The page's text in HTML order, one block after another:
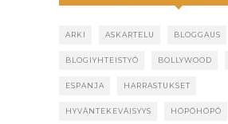
ARKI ASKARTELU BLOGGAUS
BLOGIYHTEISTYÖ BOLLYWOOD
ESPANJA HARRASTUKSET
HYVÄNTEKEVÄISYYS HÖPÖHÖPÖ